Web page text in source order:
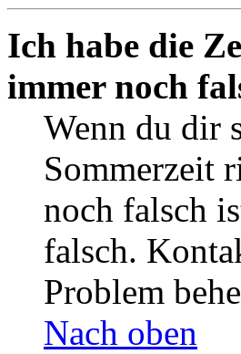
Ich habe die
immer noch
Wenn du dir
Sommerzeit
noch falsch
falsch.
Problem
Nach oben